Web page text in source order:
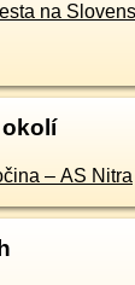
na
– AS Nitra